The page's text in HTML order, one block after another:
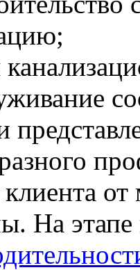
от
На